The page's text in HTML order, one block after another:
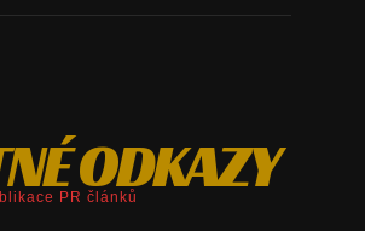
ODKAZY
PR článků